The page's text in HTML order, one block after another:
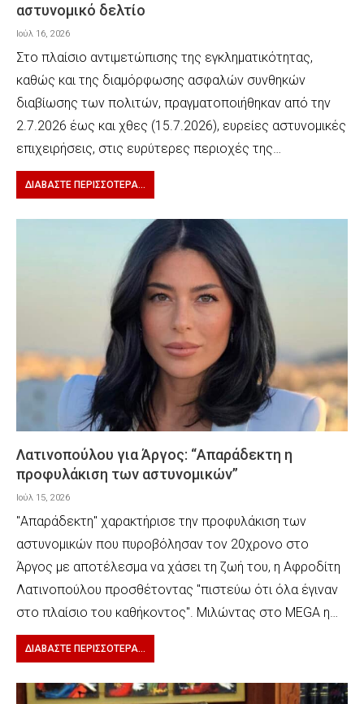
αστυνομικό δελτίο
Ιούλ 16, 2026
Στο πλαίσιο αντιμετώπισης της εγκληματικότητας,
καθώς και της διαμόρφωσης ασφαλών συνθηκών
διαβίωσης των πολιτών, πραγματοποιήθηκαν από την
2.7.2026 έως και χθες (15.7.2026), ευρείες αστυνομικές
επιχειρήσεις, στις ευρύτερες περιοχές της…
ΔΙΑΒΆΣΤΕ ΠΕΡΙΣΣΌΤΕΡΑ...
Λατινοπούλου για Άργος: “Απαράδεκτη η
προφυλάκιση των αστυνομικών”
Ιούλ 15, 2026
"Απαράδεκτη" χαρακτήρισε την προφυλάκιση των
αστυνομικών που πυροβόλησαν τον 20χρονο στο
Άργος με αποτέλεσμα να χάσει τη ζωή του, η Αφροδίτη
Λατινοπούλου προσθέτοντας "πιστεύω ότι όλα έγιναν
στο πλαίσιο του καθήκοντος". Μιλώντας στο MEGA η…
ΔΙΑΒΆΣΤΕ ΠΕΡΙΣΣΌΤΕΡΑ...